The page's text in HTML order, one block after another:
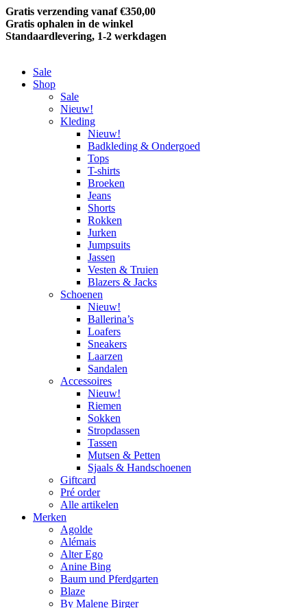
Gratis verzending vanaf €350,00
Gratis ophalen in de winkel
Standaardlevering, 1-2 werkdagen
Sale
Shop
Sale
Nieuw!
Kleding
Nieuw!
Badkleding & Ondergoed
Tops
T-shirts
Broeken
Jeans
Shorts
Rokken
Jurken
Jumpsuits
Jassen
Vesten & Truien
Blazers & Jacks
Schoenen
Nieuw!
Ballerina’s
Loafers
Sneakers
Laarzen
Sandalen
Accessoires
Nieuw!
Riemen
Sokken
Stropdassen
Tassen
Mutsen & Petten
Sjaals & Handschoenen
Giftcard
Pré order
Alle artikelen
Merken
Agolde
Alémais
Alter Ego
Anine Bing
Baum und Pferdgarten
Blaze
By Malene Birger